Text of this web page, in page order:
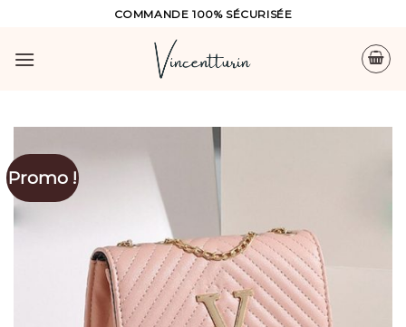
content
COMMANDE 100% SÉCURISÉE
Promo !